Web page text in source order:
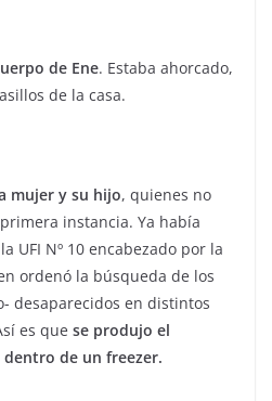
de Ene. Estaba ahorcado,
de la casa.
mujer y su hijo, quienes no
instancia. Ya había
UFI Nº 10 encabezado por la
ordenó la búsqueda de los
desaparecidos en distintos
es que se produjo el
de un freezer.